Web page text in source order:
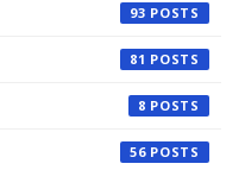
93
81
8
56